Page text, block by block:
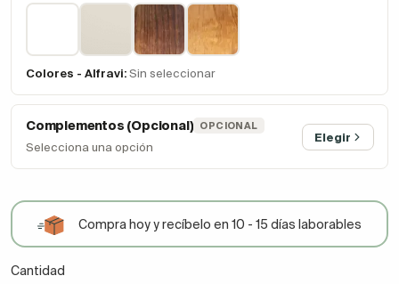
Colores - Alfravi: Sin seleccionar
Complementos (Opcional) OPCIONAL
Selecciona una opción
Elegir
Compra hoy y recíbelo en 10 - 15 días laborables
Cantidad